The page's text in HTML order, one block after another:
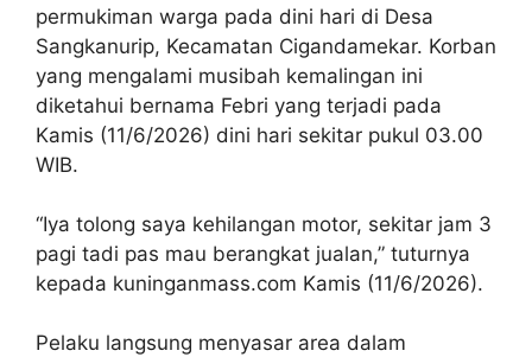
permukiman warga pada dini hari di Desa
Sangkanurip, Kecamatan Cigandamekar. Korban
yang mengalami musibah kemalingan ini
diketahui bernama Febri yang terjadi pada
Kamis (11/6/2026) dini hari sekitar pukul 03.00
WIB.
“Iya tolong saya kehilangan motor, sekitar jam 3
pagi tadi pas mau berangkat jualan,” tuturnya
kepada kuninganmass.com Kamis (11/6/2026).
Pelaku langsung menyasar area dalam